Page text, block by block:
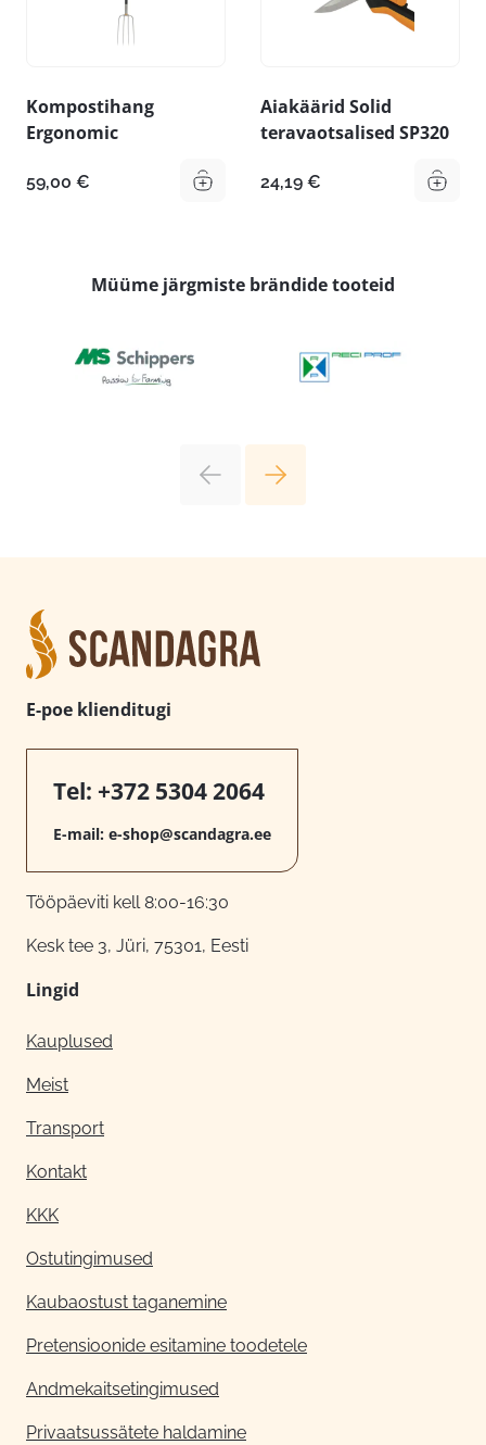
Kompostihang
Ergonomic
59,00 €
Aiakäärid Solid
teravaotsalised SP320
24,19 €
Müüme järgmiste brändide tooteid
E-poe klienditugi
Tel: +372 5304 2064
E-mail: e-shop@scandagra.ee
Tööpäeviti kell 8:00-16:30
Kesk tee 3, Jüri, 75301, Eesti
Lingid
Kauplused
Meist
Transport
Kontakt
KKK
Ostutingimused
Kaubaostust taganemine
Pretensioonide esitamine toodetele
Andmekaitsetingimused
Privaatsussätete haldamine